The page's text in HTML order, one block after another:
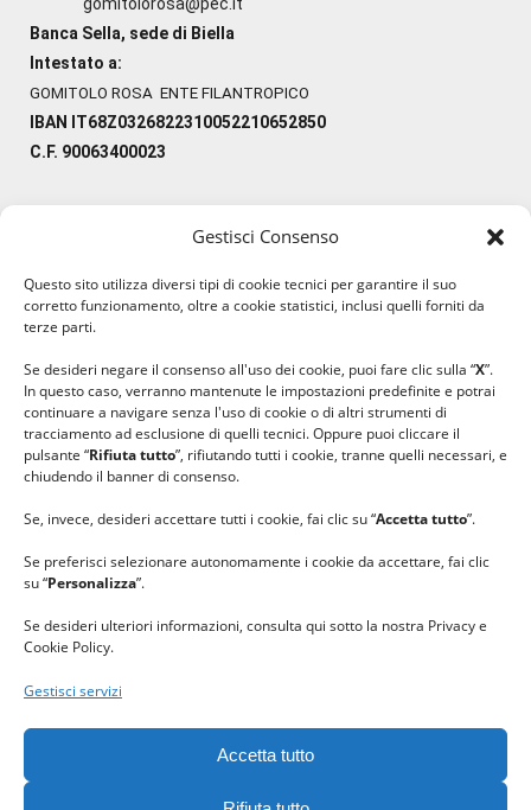
Gestisci Consenso
Questo sito utilizza diversi tipi di cookie tecnici per garantire il suo
corretto funzionamento, oltre a cookie statistici, inclusi quelli forniti da
terze parti.
Se desideri negare il consenso all'uso dei cookie, puoi fare clic sulla “X”.
In questo caso, verranno mantenute le impostazioni predefinite e potrai
continuare a navigare senza l'uso di cookie o di altri strumenti di
tracciamento ad esclusione di quelli tecnici. Oppure puoi cliccare il
pulsante “Rifiuta tutto”, rifiutando tutti i cookie, tranne quelli necessari, e
chiudendo il banner di consenso.
Se, invece, desideri accettare tutti i cookie, fai clic su “Accetta tutto”.
Se preferisci selezionare autonomamente i cookie da accettare, fai clic
su “Personalizza”.
Se desideri ulteriori informazioni, consulta qui sotto la nostra Privacy e
Cookie Policy.
Gestisci servizi
Accetta tutto
Banca Sella, sede di Biella
Intestato a:
GOMITOLO ROSA ENTE FILANTROPICO
IBAN IT68Z0326822310052210652850
C.F. 90063400023
#lanaterapia
#ilcaloredellempatia